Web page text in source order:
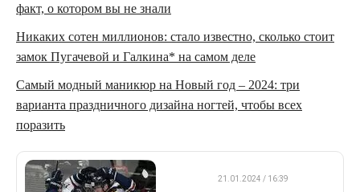
факт, о котором вы не знали
Никаких сотен миллионов: стало известно, сколько стоит
замок Пугачевой и Галкина* на самом деле
Самый модный маникюр на Новый год – 2024: три
варианта праздничного дизайна ногтей, чтобы всех
поразить
21.01.2024 / 16:39